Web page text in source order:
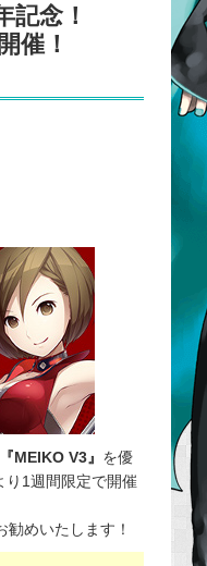
記念！
催！
『MEIKO V3』 を優
り1週間限定で開催
めいたします！